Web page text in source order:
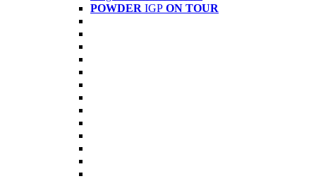
POWDER IGP ON TOUR